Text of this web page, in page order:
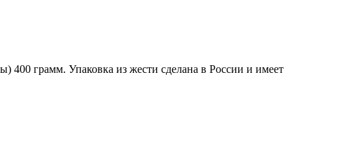
грамм. Упаковка из жести сделана в России и имеет